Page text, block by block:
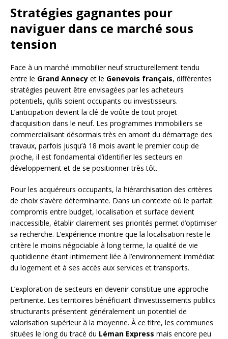
Stratégies gagnantes pour
naviguer dans ce marché sous
tension
Face à un marché immobilier neuf structurellement tendu
entre le Grand Annecy et le Genevois français, différentes
stratégies peuvent être envisagées par les acheteurs
potentiels, qu’ils soient occupants ou investisseurs.
L’anticipation devient la clé de voûte de tout projet
d’acquisition dans le neuf. Les programmes immobiliers se
commercialisant désormais très en amont du démarrage des
travaux, parfois jusqu’à 18 mois avant le premier coup de
pioche, il est fondamental d’identifier les secteurs en
développement et de se positionner très tôt.
Pour les acquéreurs occupants, la hiérarchisation des critères
de choix s’avère déterminante. Dans un contexte où le parfait
compromis entre budget, localisation et surface devient
inaccessible, établir clairement ses priorités permet d’optimiser
sa recherche. L’expérience montre que la localisation reste le
critère le moins négociable à long terme, la qualité de vie
quotidienne étant intimement liée à l’environnement immédiat
du logement et à ses accès aux services et transports.
L’exploration de secteurs en devenir constitue une approche
pertinente. Les territoires bénéficiant d’investissements publics
structurants présentent généralement un potentiel de
valorisation supérieur à la moyenne. À ce titre, les communes
situées le long du tracé du Léman Express mais encore peu